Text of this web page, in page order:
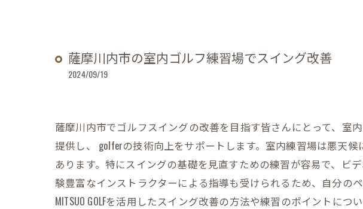
薩摩川内市の室内ゴルフ練習場でスイング改善
2024/09/19
薩摩川内市でゴルフスイングの改善を目指す皆さんにとって、室
提供し、 golferの技術向上をサポートします。室内練習場は悪天
あります。特にスイングの基礎を見直すための練習が容易で、ビ
験豊富なインストラクターによる指導も受けられるため、自分の
MITSUO GOLFを活用したスイング改善の方法や練習のポイントに